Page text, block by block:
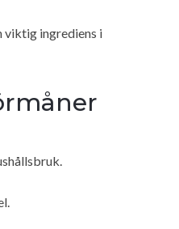
viktig ingrediens i